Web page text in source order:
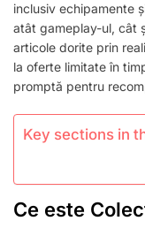
inclusiv echipamente
atât gameplay-ul, cât
articole dorite prin
la oferte limitate în
promptă pentru
Key sections in
Ce este